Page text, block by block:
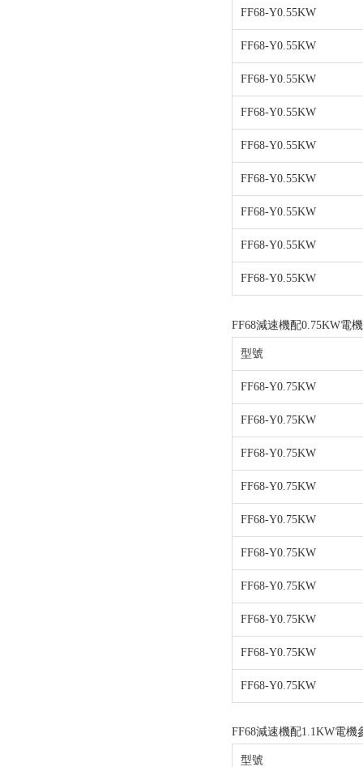
FF68-Y0.55KW
FF68-Y0.55KW
FF68-Y0.55KW
FF68-Y0.55KW
FF68-Y0.55KW
FF68-Y0.55KW
FF68-Y0.55KW
FF68-Y0.55KW
FF68-Y0.55KW
FF68減速機配0.75KW電
型號
FF68-Y0.75KW
FF68-Y0.75KW
FF68-Y0.75KW
FF68-Y0.75KW
FF68-Y0.75KW
FF68-Y0.75KW
FF68-Y0.75KW
FF68-Y0.75KW
FF68-Y0.75KW
FF68-Y0.75KW
FF68減速機配1.1KW電機
型號